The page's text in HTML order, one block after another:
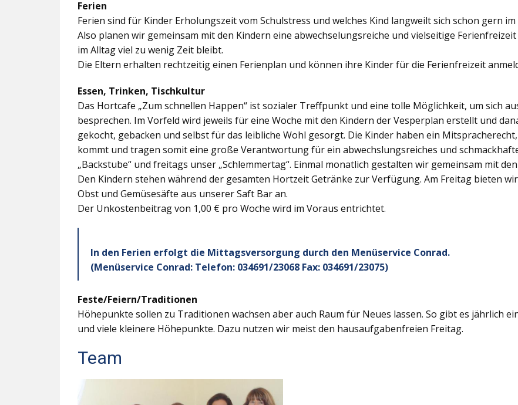
Ferien
Ferien sind für Kinder Erholungszeit vom Schulstress und welches Kind langweilt sich schon gern
Also planen wir gemeinsam mit den Kindern eine abwechselungsreiche und vielseitige
im Alltag viel zu wenig Zeit bleibt.
Die Eltern erhalten rechtzeitig einen Ferienplan und können ihre Kinder für die Ferienfreizeit
Essen, Trinken, Tischkultur
Das Hortcafe „Zum schnellen Happen“ ist sozialer Treffpunkt und eine tolle Möglichkeit, um sich
besprechen. Im Vorfeld wird jeweils für eine Woche mit den Kindern der Vesperplan erstellt und
gekocht, gebacken und selbst für das leibliche Wohl gesorgt. Die Kinder haben ein
kommt und tragen somit eine große Verantwortung für ein abwechslungsreiches und
„Backstube“ und freitags unser „Schlemmertag“. Einmal monatlich gestalten wir gemeinsam mit
Den Kindern stehen während der gesamten Hortzeit Getränke zur Verfügung. Am Freitag bieten
Obst und Gemüsesäfte aus unserer Saft Bar an.
Der Unkostenbeitrag von 1,00 € pro Woche wird im Voraus entrichtet.
In den Ferien erfolgt die Mittagsversorgung durch den Menüservice Conrad.
(Menüservice Conrad: Telefon: 034691/23068 Fax: 034691/23075)
Feste/Feiern/Traditionen
Höhepunkte sollen zu Traditionen wachsen aber auch Raum für Neues lassen. So gibt es jährlich
und viele kleinere Höhepunkte. Dazu nutzen wir meist den hausaufgabenfreien Freitag.
Team